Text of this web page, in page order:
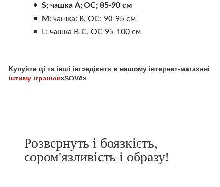
S; чашка А; ОС; 85-90 см
М : чашка: В, ОС: 90-95 см
L; чашка В-С, ОС 95-100 см
Купуйте ці та інші інгредієнти в нашому інтернет-магазині
інтиму іграшок«SOVA»
Розвернуть і боязкість,
сором'язливість і образу!